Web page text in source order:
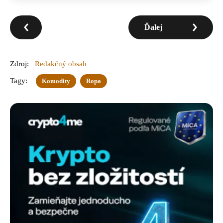
Ďalej
Zdroj: Redakčný obsah
Tagy: Komodity Ropa